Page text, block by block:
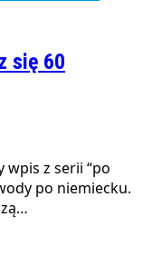
się 60
wpis z serii “po
po niemiecku.